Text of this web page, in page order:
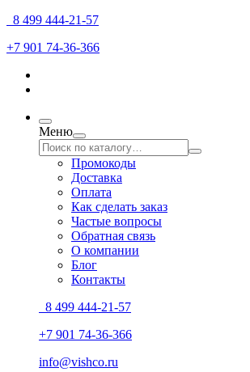
8 499 444-21-57
+7 901 74-36-366
Меню
Промокоды
Доставка
Оплата
Как сделать заказ
Частые вопросы
Обратная связь
О компании
Блог
Контакты
8 499 444-21-57
+7 901 74-36-366
info@vishco.ru